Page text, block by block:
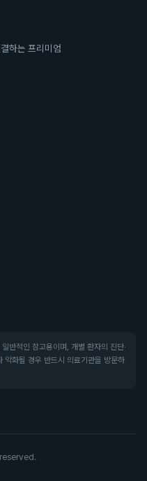
하는 프리미엄
반적인 참고용이며, 개별 환자의 진단·
악화될 경우 반드시 의료기관을 방문하